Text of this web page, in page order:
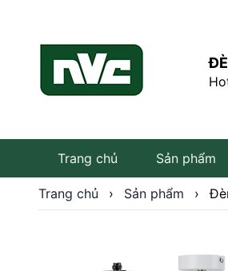
Trang chủ Sản phẩm
Đèn LED
Trang chủ › Sản phẩm ›